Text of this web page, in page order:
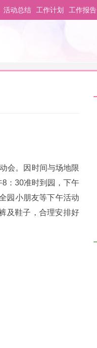
活动总结 工作计划 工作报告
会。因时间与场地限
：30准时到园，下午
园小朋友等下午活动
及鞋子，合理安排好